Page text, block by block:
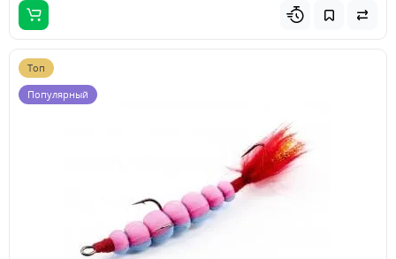
Топ
Популярный